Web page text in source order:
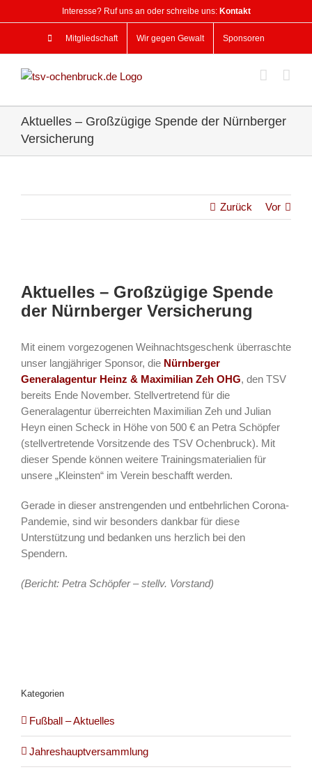
Inhalt
Interesse? Ruf uns an oder schreibe uns: Kontakt
Mitgliedschaft Wir gegen Gewalt Sponsoren
Aktuelles – Großzügige Spende der Nürnberger
Versicherung
Zurück Vor
grösseres
Bild
Aktuelles – Großzügige Spende
der Nürnberger Versicherung
Mit einem vorgezogenen Weihnachtsgeschenk überraschte
unser langjähriger Sponsor, die Nürnberger
Generalagentur Heinz & Maximilian Zeh OHG, den TSV
bereits Ende November. Stellvertretend für die
Generalagentur überreichten Maximilian Zeh und Julian
Heyn einen Scheck in Höhe von 500 € an Petra Schöpfer
(stellvertretende Vorsitzende des TSV Ochenbruck). Mit
dieser Spende können weitere Trainingsmaterialien für
unsere „Kleinsten“ im Verein beschafft werden.
Gerade in dieser anstrengenden und entbehrlichen Corona-
Pandemie, sind wir besonders dankbar für diese
Unterstützung und bedanken uns herzlich bei den
Spendern.
(Bericht: Petra Schöpfer – stellv. Vorstand)
Kategorien
Fußball – Aktuelles
Jahreshauptversammlung